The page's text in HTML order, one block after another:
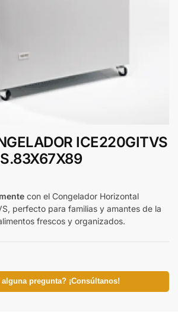
ICE220GITVS
con el Congelador Horizontal
perfecto para familias y amantes de la
frescos y organizados.
pregunta? ¡Consúltanos!